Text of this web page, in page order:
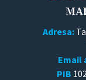
Adresa:
Email
PIB